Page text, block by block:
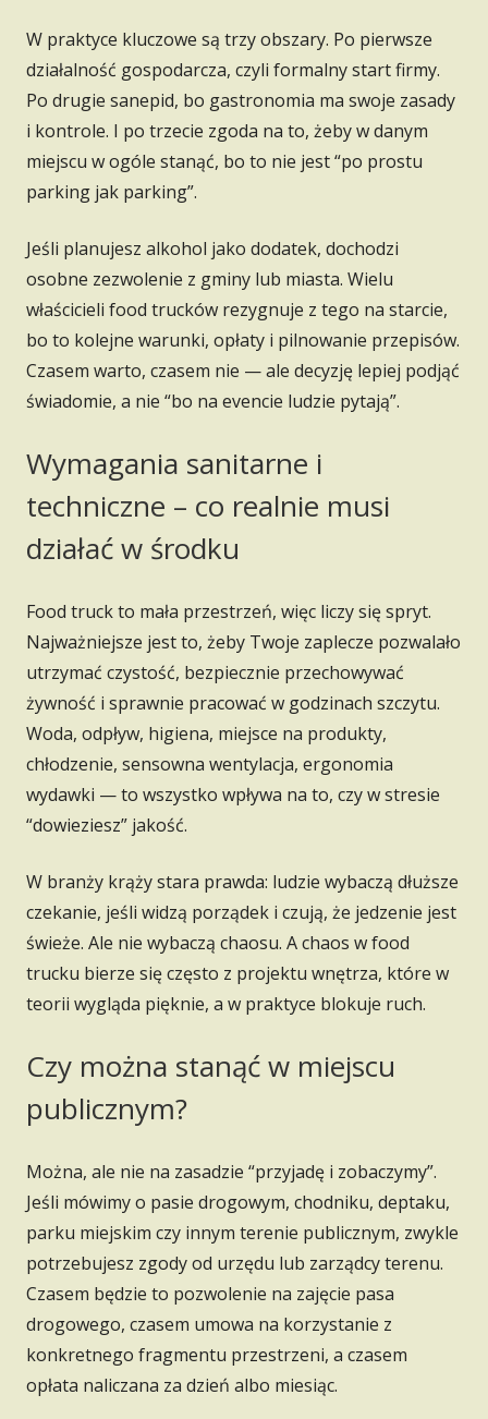
W praktyce kluczowe są trzy obszary. Po pierwsze
działalność gospodarcza, czyli formalny start firmy.
Po drugie sanepid, bo gastronomia ma swoje zasady
i kontrole. I po trzecie zgoda na to, żeby w danym
miejscu w ogóle stanąć, bo to nie jest “po prostu
parking jak parking”.
Jeśli planujesz alkohol jako dodatek, dochodzi
osobne zezwolenie z gminy lub miasta. Wielu
właścicieli food trucków rezygnuje z tego na starcie,
bo to kolejne warunki, opłaty i pilnowanie przepisów.
Czasem warto, czasem nie — ale decyzję lepiej podjąć
świadomie, a nie “bo na evencie ludzie pytają”.
Wymagania sanitarne i
techniczne – co realnie musi
działać w środku
Food truck to mała przestrzeń, więc liczy się spryt.
Najważniejsze jest to, żeby Twoje zaplecze pozwalało
utrzymać czystość, bezpiecznie przechowywać
żywność i sprawnie pracować w godzinach szczytu.
Woda, odpływ, higiena, miejsce na produkty,
chłodzenie, sensowna wentylacja, ergonomia
wydawki — to wszystko wpływa na to, czy w stresie
“dowieziesz” jakość.
W branży krąży stara prawda: ludzie wybaczą dłuższe
czekanie, jeśli widzą porządek i czują, że jedzenie jest
świeże. Ale nie wybaczą chaosu. A chaos w food
trucku bierze się często z projektu wnętrza, które w
teorii wygląda pięknie, a w praktyce blokuje ruch.
Czy można stanąć w miejscu
publicznym?
Można, ale nie na zasadzie “przyjadę i zobaczymy”.
Jeśli mówimy o pasie drogowym, chodniku, deptaku,
parku miejskim czy innym terenie publicznym, zwykle
potrzebujesz zgody od urzędu lub zarządcy terenu.
Czasem będzie to pozwolenie na zajęcie pasa
drogowego, czasem umowa na korzystanie z
konkretnego fragmentu przestrzeni, a czasem
opłata naliczana za dzień albo miesiąc.